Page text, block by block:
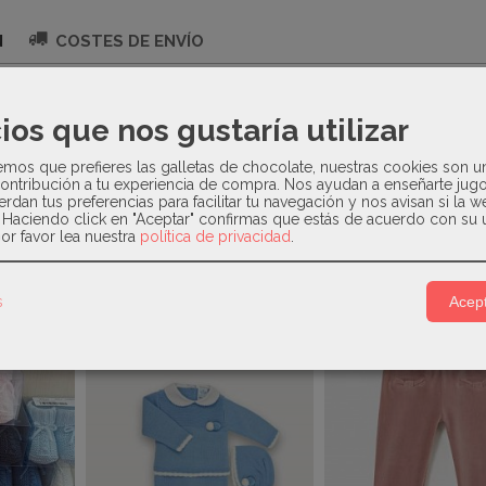
COSTES DE ENVÍO
de la familia Mahonia de Babidu , confeccionado en tela
con volante con nido de abeja y con remate igual que
que nos gustaría utilizar
que prefieres las galletas de chocolate, nuestras cookies son
a tu experiencia de compra. Nos ayudan a enseñarte
tus preferencias para facilitar tu navegación y nos avisan si la
click en "Aceptar" confirmas que estás de acuerdo con su
favor lea nuestra política de privacidad.